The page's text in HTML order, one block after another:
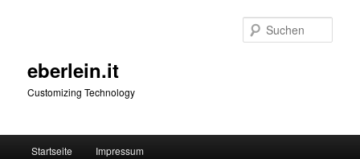
eberlein.it
Customizing Technology
Startseite Impressum